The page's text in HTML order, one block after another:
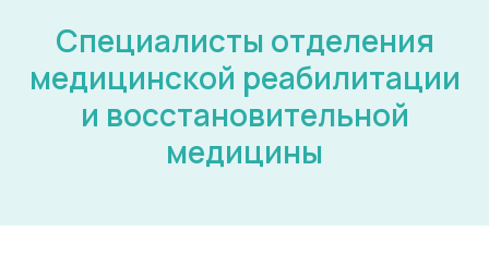
Специалисты отделения
медицинской реабилитации
и восстановительной
медицины